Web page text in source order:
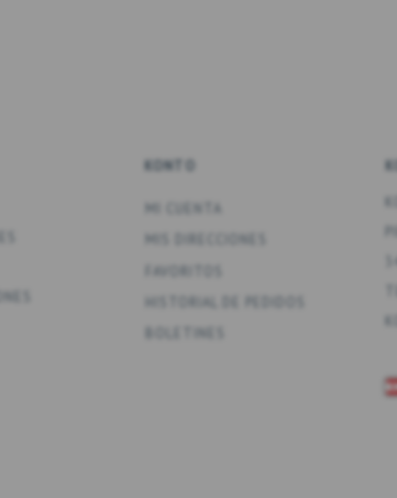
KONTO
MI CUENTA
MIS DIRECCIONES
HISTORIAL DE PEDIDOS